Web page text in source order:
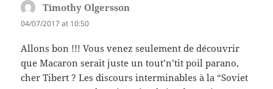
Timothy Olgersson
04/07/2017 at 10:50
Allons bon !!! Vous venez seulement de découvrir
que Macaron serait juste un tout’n’tit poil parano,
cher Tibert ? Les discours interminables à la “Soviet